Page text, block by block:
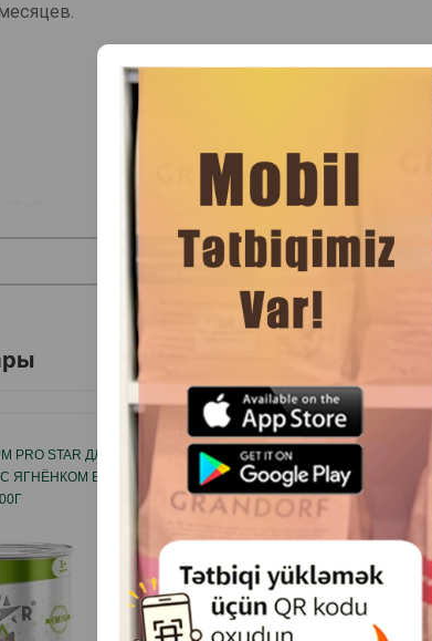
влажность 81%; сырой белок 7%, сырая
пищи может варьироваться в
температуры.
После вскрытия хранить в холодильнике,
быть доступ к свежей питьевой воде.
ЧИТАТЬ ДАЛЬШЕ
STAR ДЛЯ
ЯГНЁНКОМ В ЖЕЛЕ
ВЛАЖНЫЙ КОРМ ROYAL CANIN
CARE GRAVY ДЛЯ ВЗРОСЛЫХ
СКЛОННЫХ К
ЖЕЛУДОЧНО-КИШЕЧНОМ
КОМОЧКОВ ШЕРСТИ 85